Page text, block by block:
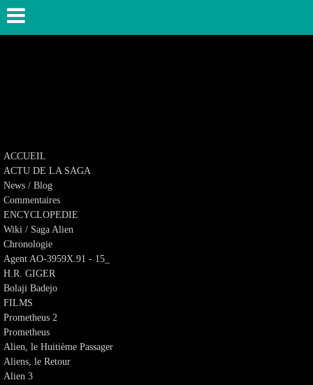
ACCUEIL
ACTU DE LA SAGA
News / Blog
Commentaires
ENCYCLOPEDIE
Wiki / Saga Alien
Chronologie
Agent AO-3959X.91 - 15_
H.R. GIGER
Bolaji Badejo
FILMS
Prometheus 2
Prometheus
Alien, le Huitième Passager
Aliens, le Retour
Alien 3